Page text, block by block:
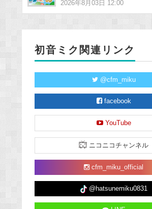
2026年8月03日 12:00
初音ミク関連リンク
@cfm_miku
facebook
YouTube
ニコニコチャンネル
cfm_miku_official
@hatsunemiku0831